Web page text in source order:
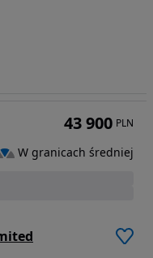
43 900 PLN
W granicach średniej